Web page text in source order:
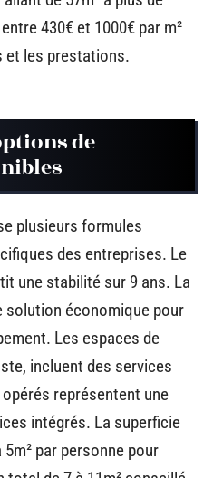
430€ et 1000€ par m²
et les prestations.
de
plusieurs formules
des entreprises. Le
une stabilité sur 9 ans. La
économique pour
Les espaces de
incluent des services
représentent une
intégrés. La superficie
par personne pour